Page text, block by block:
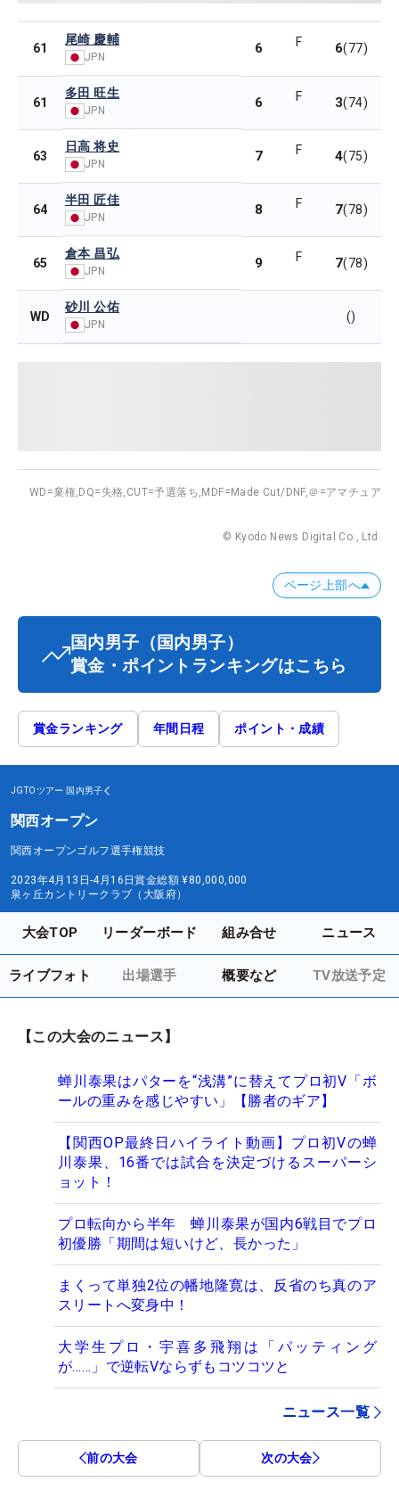
61
尾崎 慶輔
JPN
6 F 6(77)
61
多田 旺生
JPN 6 F 3(74)
63
日高 将史
JPN 7 F 4(75)
64
半田 匠佳
JPN 8 F 7(78)
65
倉本 昌弘
JPN 9 F 7(78)
WD
砂川 公佑
JPN
()
WD=棄権, DQ=失格, CUT=予選落ち, MDF=Made Cut/DNF,＠=アマチュア
© Kyodo News Digital Co., Ltd.
ページ上部へ
国内男子 （国内男子）
賞金・ポイントランキングはこちら
賞金ランキング 年間日程 ポイント・成績
JGTOツアー 国内男子
関西オープン
関西オープンゴルフ選手権競技
2023年4月13日-4月16日賞金総額 ¥80,000,000
泉ヶ丘カントリークラブ（大阪府）
大会TOP リーダーボード 組み合せ ニュース
ライブフォト 出場選手 概要など TV放送予定
【この大会のニュース】
蝉川泰果はパターを“浅溝”に替えてプロ初V「ボ
ールの重みを感じやすい」【勝者のギア】
【関西OP最終日ハイライト動画】プロ初Vの蝉
川泰果、16番では試合を決定づけるスーパーシ
ョット！
プロ転向から半年 蝉川泰果が国内6戦目でプロ
初優勝「期間は短いけど、長かった」
まくって単独2位の幡地隆寛は、反省のち真のア
スリートへ変身中！
大学生プロ・宇喜多飛翔は「パッティング
が……」で逆転Vならずもコツコツと
ニュース一覧
前の大会 次の大会